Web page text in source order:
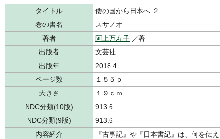
タイトル
倭の国から日本へ ２
巻の書名
スサノオ
著者
阿上万寿子 ／著
出版者
文芸社
出版年
2018.4
ページ数
１５５ｐ
大きさ
１９ｃｍ
NDC分類(10版)
913.6
NDC分類(9版)
913.6
内容紹介
『古事記』や『日本書紀』は、何を伝